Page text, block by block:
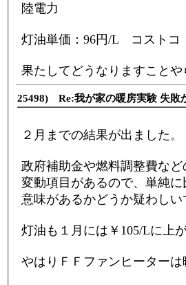
陸電力
灯油単価：96円/L コストコ
果たしてどうなりますことや
25498) Re:我が家の暖房実験 失敗
２月までの結果が出ました。
政府補助金や燃料調整費など
変動項目があるので、単純
意味があるかどうか疑わし
灯油も１月には￥105/Lに上
やはりＦＦファンヒーター